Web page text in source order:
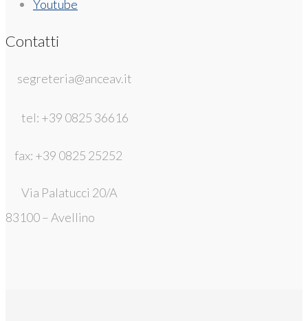
Youtube
Contatti
segreteria@anceav.it
tel: +39 0825 36616
fax: +39 0825 25252
Via Palatucci 20/A
83100 – Avellino